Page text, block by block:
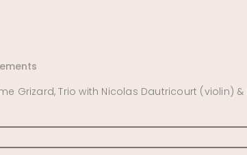
Grizard, Trio with Nicolas Dautricourt (violin)